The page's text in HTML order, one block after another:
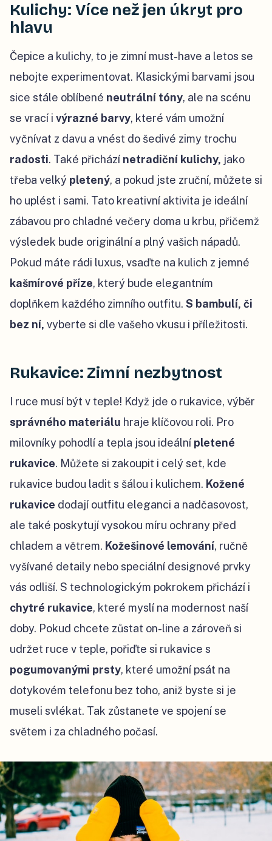
Kulichy: Více než jen úkryt pro
hlavu
Čepice a kulichy, to je zimní must-have a letos se
nebojte experimentovat. Klasickými barvami jsou
sice stále oblíbené neutrální tóny, ale na scénu
se vrací i výrazné barvy, které vám umožní
vyčnívat z davu a vnést do šedivé zimy trochu
radosti. Také přichází netradiční kulichy, jako
třeba velký pletený, a pokud jste zruční, můžete si
ho uplést i sami. Tato kreativní aktivita je ideální
zábavou pro chladné večery doma u krbu, přičemž
výsledek bude originální a plný vašich nápadů.
Pokud máte rádi luxus, vsaďte na kulich z jemné
kašmírové příze, který bude elegantním
doplňkem každého zimního outfitu. S bambulí, či
bez ní, vyberte si dle vašeho vkusu i příležitosti.
Rukavice: Zimní nezbytnost
I ruce musí být v teple! Když jde o rukavice, výběr
správného materiálu hraje klíčovou roli. Pro
milovníky pohodlí a tepla jsou ideální pletené
rukavice. Můžete si zakoupit i celý set, kde
rukavice budou ladit s šálou i kulichem. Kožené
rukavice dodají outfitu eleganci a nadčasovost,
ale také poskytují vysokou míru ochrany před
chladem a větrem. Kožešinové lemování, ručně
vyšívané detaily nebo speciální designové prvky
vás odliší. S technologickým pokrokem přichází i
chytré rukavice, které myslí na modernost naší
doby. Pokud chcete zůstat on-line a zároveň si
udržet ruce v teple, pořiďte si rukavice s
pogumovanými prsty, které umožní psát na
dotykovém telefonu bez toho, aniž byste si je
museli svlékat. Tak zůstanete ve spojení se
světem i za chladného počasí.